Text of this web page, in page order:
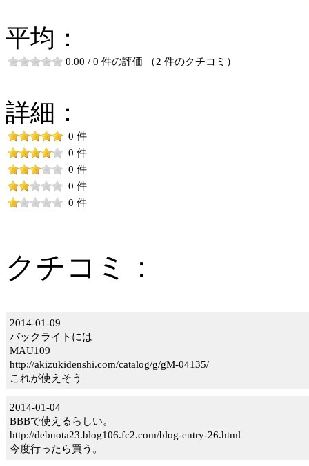
平均：
0.00 / 0 件の評価 （2 件のクチコミ）
詳細：
0 件
0 件
0 件
0 件
0 件
クチコミ：
2014-01-09
バックライトには
MAU109
http://akizukidenshi.com/catalog/g/gM-04135/
これが使えそう
2014-01-04
BBBで使えるらしい。
http://debuota23.blog106.fc2.com/blog-entry-26.html
今度行ったら買う。